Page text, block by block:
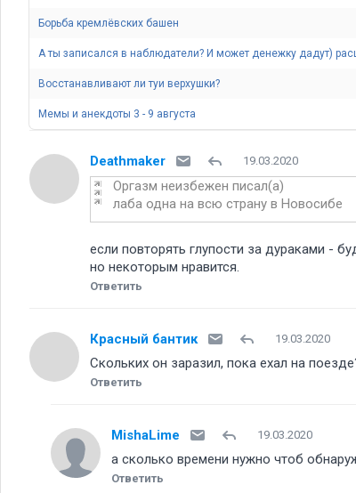
Борьба кремлёвских башен
А ты записался в наблюдатели? И может денежку дадут)
Восстанавливают ли туи верхушки
Мемы и анекдоты 3 - 9 августа
Deathmaker 19.03.2020
Оргазм неизбежен писал(а)
лаба одна на всю страну в Новосибе
если повторять глупости за дураками -
но некоторым нравится.
Ответить
Красный бантик 19.03.2020
Скольких он заразил, пока ехал на
Ответить
MishaLime 19.03.2020
а сколько времени нужно чтоб
Ответить